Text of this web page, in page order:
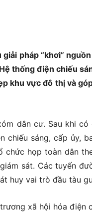
pháp “khơi”
thống điện chiếu
khu vực đô thị và
dân cư. Sau khi có
chiếu sáng, cấp ủy,
chức họp toàn dân
sát. Các tuyến
huy vai trò đầu tàu
xã hội hóa điện